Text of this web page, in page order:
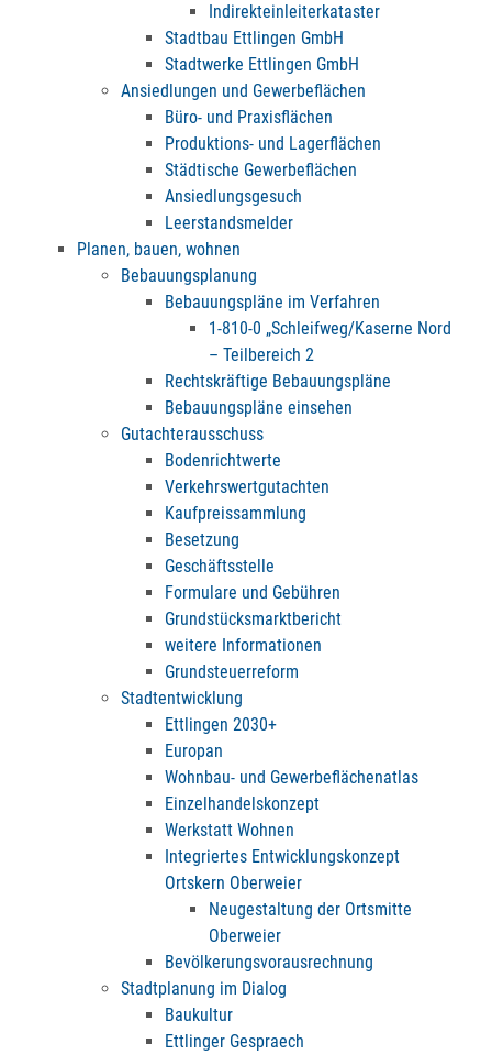
Indirekteinleiterkataster
Stadtbau Ettlingen GmbH
Stadtwerke Ettlingen GmbH
Ansiedlungen und Gewerbeflächen
Büro- und Praxisflächen
Produktions- und Lagerflächen
Städtische Gewerbeflächen
Ansiedlungsgesuch
Leerstandsmelder
Planen, bauen, wohnen
Bebauungsplanung
Bebauungspläne im Verfahren
1-810-0 „Schleifweg/Kaserne Nord
– Teilbereich 2
Rechtskräftige Bebauungspläne
Bebauungspläne einsehen
Gutachterausschuss
Bodenrichtwerte
Verkehrswertgutachten
Kaufpreissammlung
Besetzung
Geschäftsstelle
Formulare und Gebühren
Grundstücksmarktbericht
weitere Informationen
Grundsteuerreform
Stadtentwicklung
Ettlingen 2030+
Europan
Wohnbau- und Gewerbeflächenatlas
Einzelhandelskonzept
Werkstatt Wohnen
Integriertes Entwicklungskonzept
Ortskern Oberweier
Neugestaltung der Ortsmitte
Oberweier
Bevölkerungsvorausrechnung
Stadtplanung im Dialog
Baukultur
Ettlinger Gespraech